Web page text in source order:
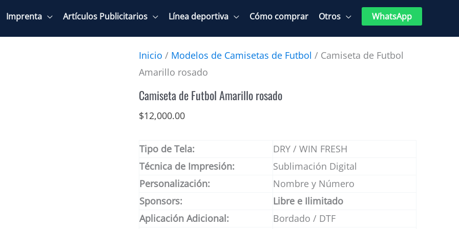
Imprenta Artículos Publicitarios Línea deportiva Cómo comprar Otros WhatsApp
Inicio / Modelos de Camisetas de Futbol / Camiseta de Futbol
Amarillo rosado
Camiseta de Futbol Amarillo rosado
$12,000.00
Tipo de Tela:
DRY / WIN FRESH
Técnica de Impresión:
Sublimación Digital
Personalización:
Nombre y Número
Sponsors:
Libre e Ilimitado
Aplicación Adicional:
Bordado / DTF